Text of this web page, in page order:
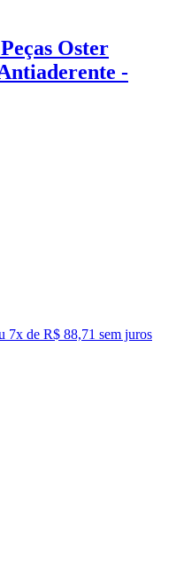
Oster
-
7x de R$ 88,71 sem juros